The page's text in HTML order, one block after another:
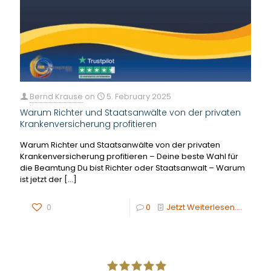
Bernd Krause on 5. February 2025
Warum Richter und Staatsanwälte von der privaten
Krankenversicherung profitieren
Warum Richter und Staatsanwälte von der privaten
Krankenversicherung profitieren – Deine beste Wahl für
die Beamtung Du bist Richter oder Staatsanwalt – Warum
ist jetzt der […]
0 0 Jetzt Weiterlesen....